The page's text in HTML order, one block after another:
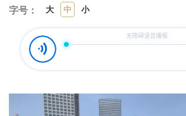
字号： 大 中 小